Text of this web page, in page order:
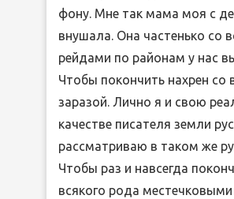
фону. Мне так мама моя с
внушала. Она частенько со
рейдами по районам у нас
Чтобы покончить нахрен со
заразой. Лично я и свою
качестве писателя земли
рассматриваю в таком же
Чтобы раз и навсегда
всякого рода местечковыми